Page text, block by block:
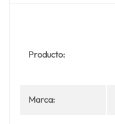
Producto:
Marca: